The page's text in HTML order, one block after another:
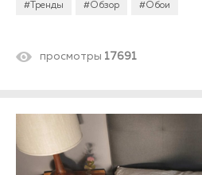
#Тренды #Обзор #Обои
просмотры 17691